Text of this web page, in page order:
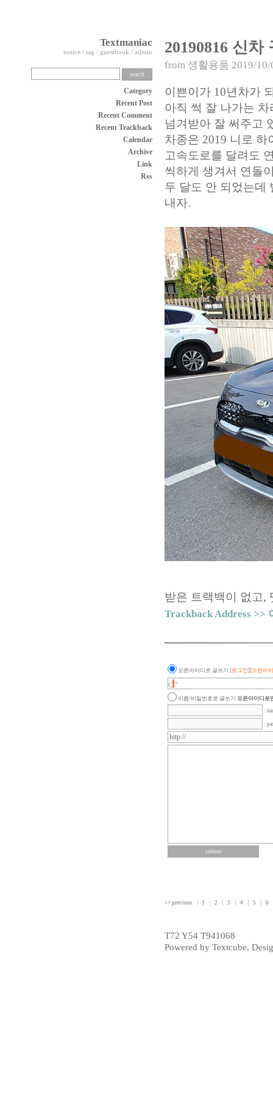
Textmaniac
notice / tag / guestbook / admin
Category
Recent Post
Recent Comment
Recent Trackback
Calendar
Archive
Link
Rss
20190816 신차
from 생활용품 2019/10/
이쁜이가 10년차가
아직 썩 잘 나가는
넘겨받아 잘 써주고
차종은 2019 니로
고속도로를 달려도
씩하게 생겨서 연돌
두 달도 안 되었는데
내자.
받은 트랙백이 없고,
Trackback Address >>
오픈아이디로 글쓰기 [로그인][오픈아
이름/비밀번호로 글쓰기 오픈아이디로
:
:
<< previous 1 2 3 4 5 6
T72 Y54 T941068
Powered by Textcube,